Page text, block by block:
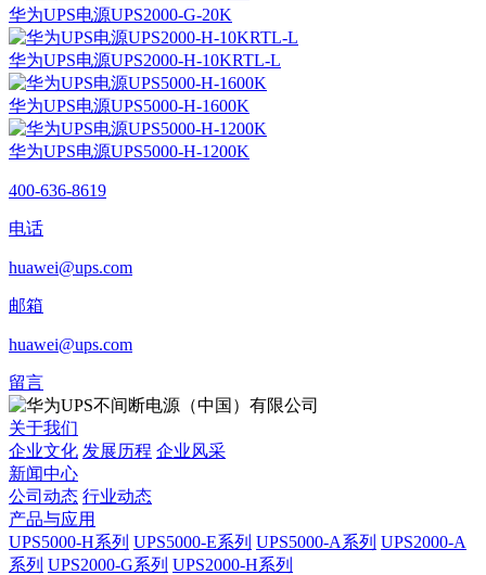
华为UPS电源UPS2000-G-20K
华为UPS电源UPS2000-H-10KRTL-L
华为UPS电源UPS5000-H-1600K
华为UPS电源UPS5000-H-1200K
400-636-8619
电话
huawei@ups.com
邮箱
huawei@ups.com
留言
关于我们
企业文化 发展历程 企业风采
新闻中心
公司动态 行业动态
产品与应用
UPS5000-H系列 UPS5000-E系列 UPS5000-A系列 UPS2000-A
系列 UPS2000-G系列 UPS2000-H系列